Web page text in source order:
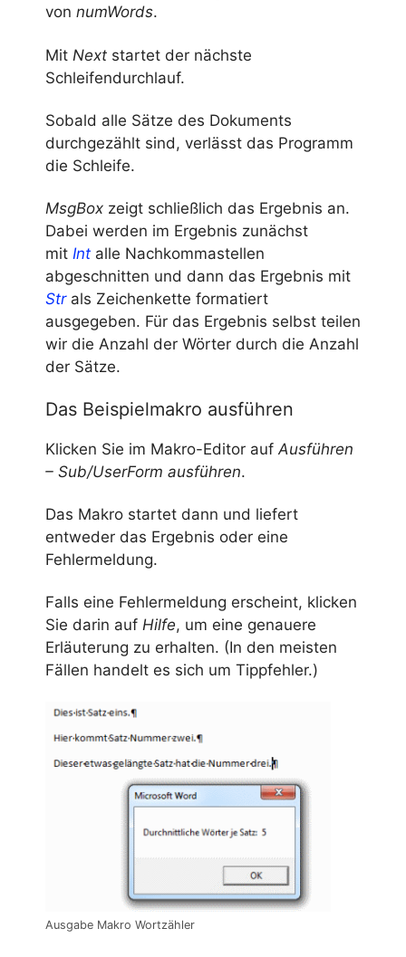
von numWords.
Mit Next startet der nächste
Schleifendurchlauf.
Sobald alle Sätze des Dokuments
durchgezählt sind, verlässt das Programm
die Schleife.
MsgBox zeigt schließlich das Ergebnis an.
Dabei werden im Ergebnis zunächst
mit Int alle Nachkommastellen
abgeschnitten und dann das Ergebnis mit
Strals Zeichenkette formatiert
ausgegeben. Für das Ergebnis selbst teilen
wir die Anzahl der Wörter durch die Anzahl
der Sätze.
Das Beispielmakro ausführen
Klicken Sie im Makro-Editor auf Ausführen
– Sub/UserForm ausführen.
Das Makro startet dann und liefert
entweder das Ergebnis oder eine
Fehlermeldung.
Falls eine Fehlermeldung erscheint, klicken
Sie darin auf Hilfe, um eine genauere
Erläuterung zu erhalten. (In den meisten
Fällen handelt es sich um Tippfehler.)
Ausgabe Makro Wortzähler